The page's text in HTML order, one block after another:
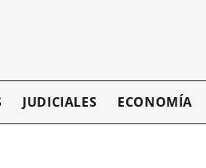
JUDICIALES ECONOMÍA